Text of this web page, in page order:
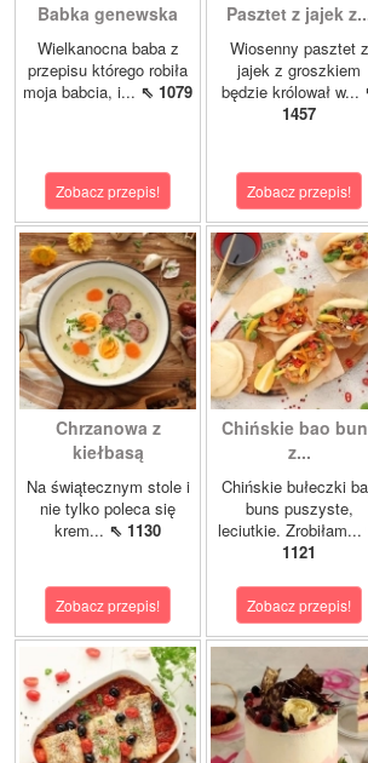
Babka genewska
Wielkanocna baba z
przepisu którego robiła
moja babcia, i... ⇖ 1079
Zobacz przepis!
Pasztet z jajek
Wiosenny pasztet z
jajek z groszkiem
będzie królował w...
1457
Zobacz przepis!
Chrzanowa z
kiełbasą
Na świątecznym stole i
nie tylko poleca się
krem... ⇖ 1130
Zobacz przepis!
Chińskie bao
z...
Chińskie bułeczki
buns puszyste,
leciutkie. Zrobiłam...
1121
Zobacz przepis!